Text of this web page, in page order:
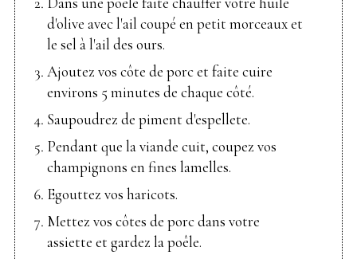
d'olive avec l'ail coupé en petit morceaux et
le sel à l'ail des ours.
Ajoutez vos côte de porc et faite cuire
environs 5 minutes de chaque côté.
Saupoudrez de piment d'espellete.
Pendant que la viande cuit, coupez vos
champignons en fines lamelles.
Egouttez vos haricots.
Mettez vos côtes de porc dans votre
assiette et gardez la poêle.